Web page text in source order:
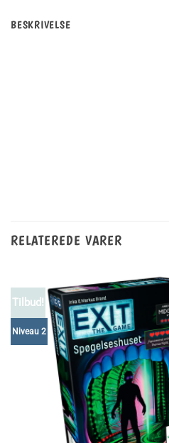
BESKRIVELSE
RELATEREDE VARER
Tilbud!
Niveau 2